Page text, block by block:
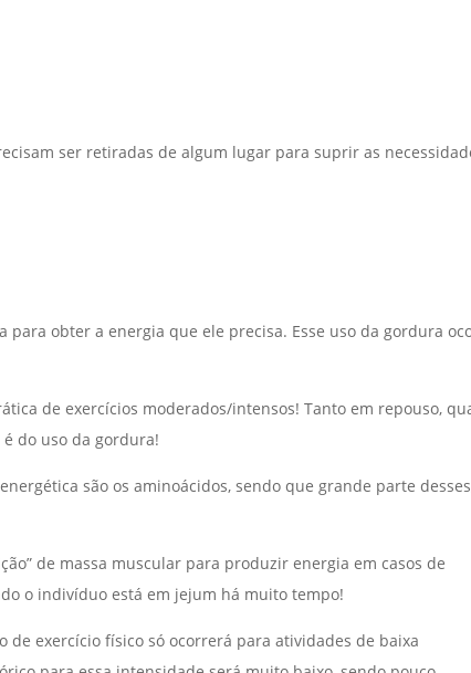
ser retiradas de algum lugar para suprir as
para obter a energia que ele precisa. Esse uso da gordura
de exercícios moderados/intensos! Tanto em repouso,
do uso da gordura!
são os aminoácidos, sendo que grande parte
de massa muscular para produzir energia em casos de
o indivíduo está em jejum há muito tempo!
exercício físico só ocorrerá para atividades de baixa